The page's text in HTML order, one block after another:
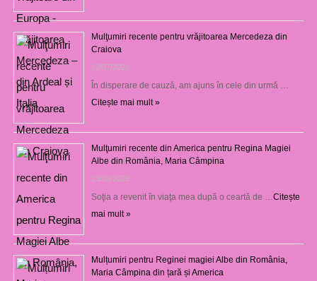
Mulţumiri recente pentru vrăjitoarea Mercedeza din
Craiova
22/07/2026
În disperare de cauză, am ajuns în cele din urmă …
Citește mai mult »
Mulţumiri recente din America pentru Regina Magiei
Albe din România, Maria Câmpina
23/08/2025
Soţia a revenit în viaţa mea după o ceartă de … Citește
mai mult »
Mulțumiri pentru Reginei magiei Albe din România,
Maria Câmpina din țară și America